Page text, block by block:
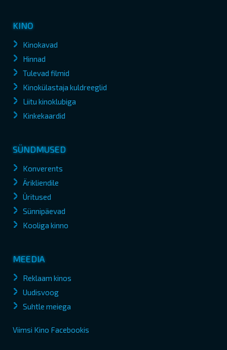
KINO
Kinokavad
Hinnad
Tulevad filmid
Kinokülastaja kuldreeglid
Liitu kinoklubiga
Kinkekaardid
SÜNDMUSED
Konverents
Ärikliendile
Üritused
Sünnipäevad
Kooliga kinno
MEEDIA
Reklaam kinos
Uudisvoog
Suhtle meiega
Viimsi Kino Facebookis